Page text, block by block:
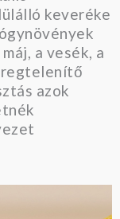
keveréke
a vesék, a
azok